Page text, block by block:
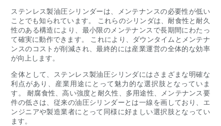
ステンレス製油圧シリンダーは、メンテナンスの必要性が低い
ことでも知られています。 これらのシリンダは、耐食性と耐久
性のある構造により、最小限のメンテナンスで長期間にわたっ
て確実に動作できます。 これにより、ダウンタイムとメンテナ
ンスのコストが削減され、最終的には産業運営の全体的な効率
が向上します。
全体として、ステンレス製油圧シリンダにはさまざまな明確な
利点があり、産業用途にとって魅力的な選択肢となっていま
す。 耐腐食性、高い強度と耐久性、多用途性、メンテナンス要
件の低さは、従来の油圧シリンダーとは一線を画しており、エ
ンジニアや製造業者にとって同様に好ましい選択肢となってい
ます。